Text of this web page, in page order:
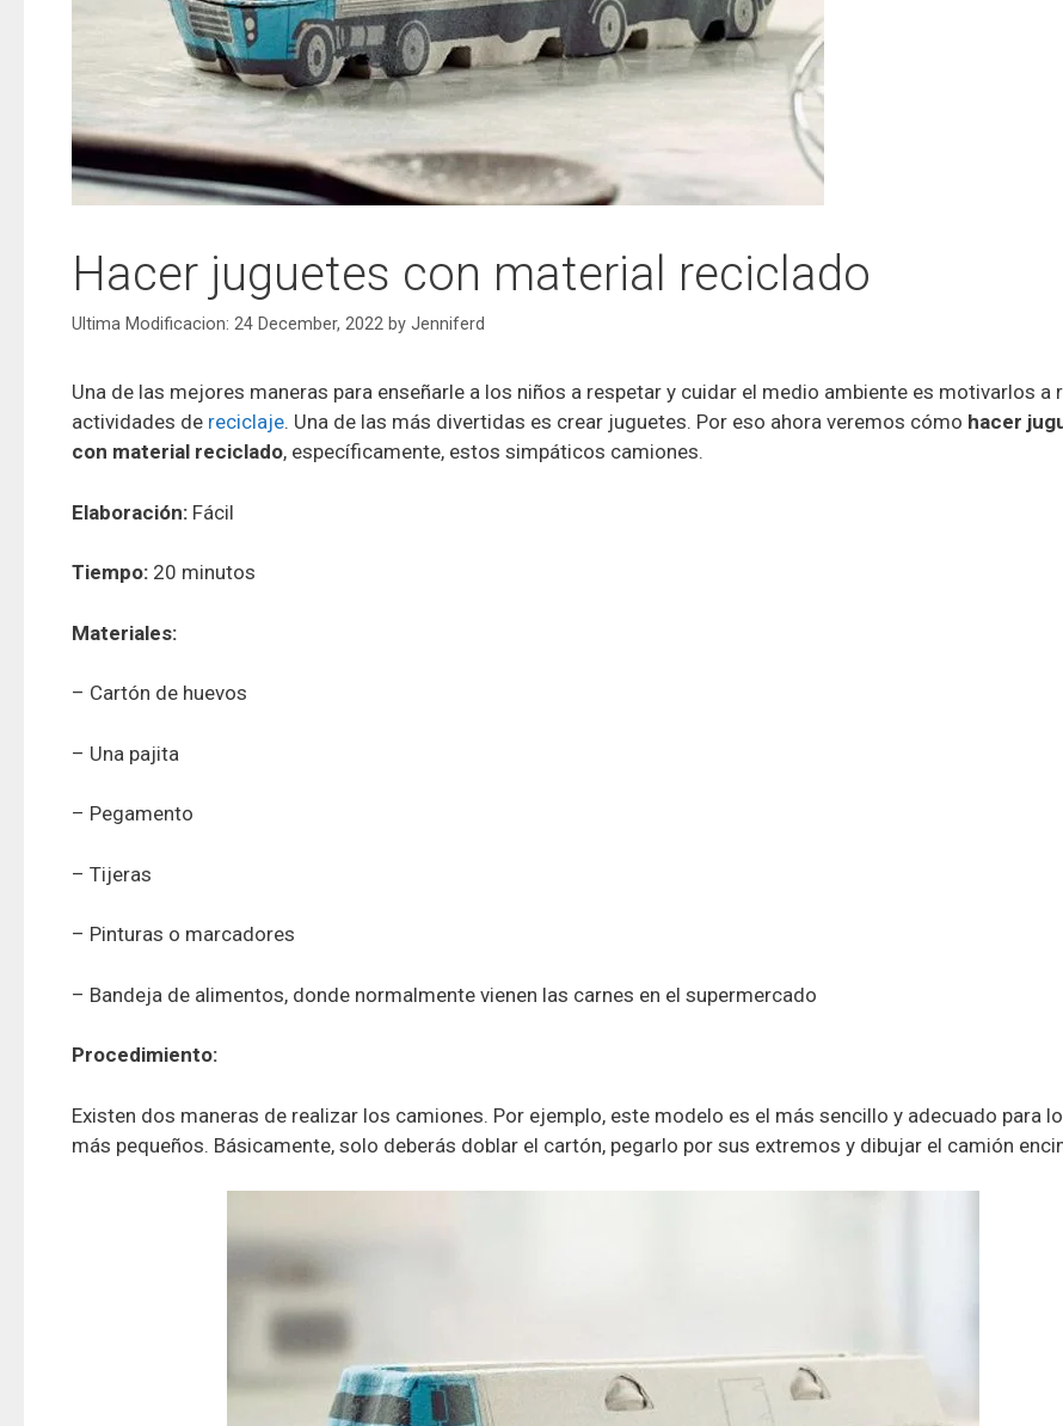
Hacer juguetes con material reciclado
24 December, 2022 by Jenniferd
Una de las mejores maneras para enseñarle a los niños a respetar y cuidar el medio ambiente es motivarlos a
actividades de reciclaje. Una de las más divertidas es crear juguetes. Por eso ahora veremos cómo hacer
con material reciclado, específicamente, estos simpáticos camiones.
Elaboración:Fácil
Tiempo:20 minutos
Materiales:
– Cartón de huevos
– Una pajita
– Pegamento
– Tijeras
– Pinturas o marcadores
– Bandeja de alimentos, donde normalmente vienen las carnes en el supermercado
Procedimiento:
Existen dos maneras de realizar los camiones. Por ejemplo, este modelo es el más sencillo y adecuado para
más pequeños. Básicamente, solo deberás doblar el cartón, pegarlo por sus extremos y dibujar el camión